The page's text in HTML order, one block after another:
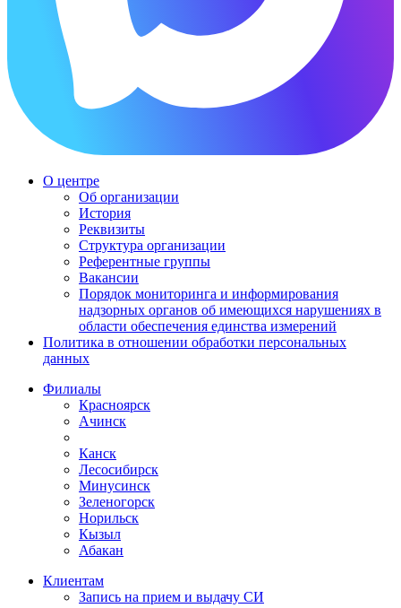
О центре
Об организации
История
Реквизиты
Структура организации
Референтные группы
Вакансии
Порядок мониторинга и информирования
надзорных органов об имеющихся нарушениях в
области обеспечения единства измерений
Политика в отношении обработки персональных
данных
Филиалы
Красноярск
Ачинск
Канск
Лесосибирск
Минусинск
Зеленогорск
Норильск
Кызыл
Абакан
Клиентам
Запись на прием и выдачу СИ